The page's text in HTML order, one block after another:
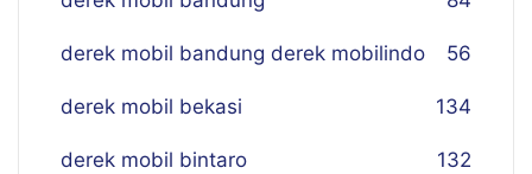
derek mobil bandung derek mobilindo 56
derek mobil bekasi 134
derek mobil bintaro 132